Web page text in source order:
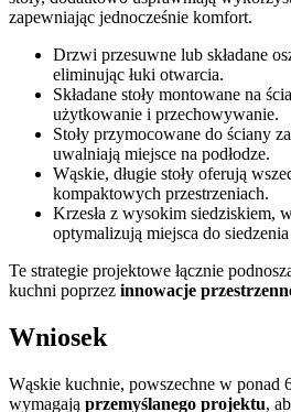
zapewniając jednocześnie komfort.
Drzwi przesuwne lub składane
eliminując łuki otwarcia.
Składane stoły montowane na
użytkowanie i przechowywanie.
Stoły przymocowane do ściany
uwalniają miejsce na podłodze.
Wąskie, długie stoły oferują
kompaktowych przestrzeniach.
Krzesła z wysokim siedziskiem,
optymalizują miejsca do siedzenia
Te strategie projektowe łącznie
kuchni poprzez innowacje
Wniosek
Wąskie kuchnie, powszechne w ponad
wymagają przemyślanego projektu,